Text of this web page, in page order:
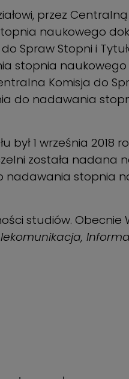
przez
naukowego
Spraw Stopni i
stopnia
Komisja do
do nadawania
1 września 2018
została nadana
stopnia
studiów. Obecnie